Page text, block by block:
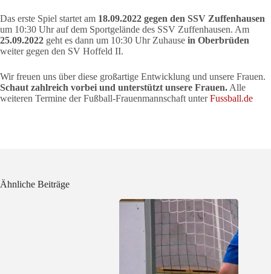
Das erste Spiel startet am 18.09.2022 gegen den SSV Zuffenhausen
um 10:30 Uhr auf dem Sportgelände des SSV Zuffenhausen. Am
25.09.2022 geht es dann um 10:30 Uhr Zuhause in Oberbrüden
weiter gegen den SV Hoffeld II.
Wir freuen uns über diese großartige Entwicklung und unsere Frauen.
Schaut zahlreich vorbei und unterstützt unsere Frauen. Alle
weiteren Termine der Fußball-Frauenmannschaft unterFussball.de
Ähnliche Beiträge